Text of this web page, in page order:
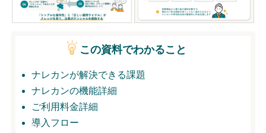
この資料でわかること
ナレカンが解決できる課題
ナレカンの機能詳細
ご利用料金詳細
導入フロー